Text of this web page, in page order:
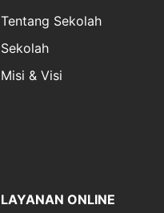
Tentang Sekolah
Sekolah
Misi & Visi
LAYANAN ONLINE